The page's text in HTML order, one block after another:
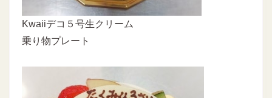
Kwaiiデコ５号生クリーム
乗り物プレート